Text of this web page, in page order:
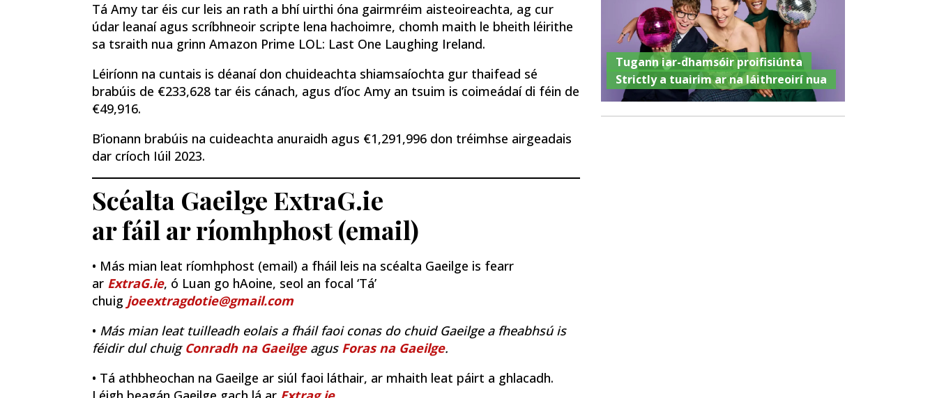
Tá Amy tar éis cur leis an rath a bhí uirthi óna gairmréim aisteoireachta, ag cur
údar leanaí agus scríbhneoir scripte lena hachoimre, chomh maith le bheith léirithe
sa tsraith nua grinn Amazon Prime LOL: Last One Laughing Ireland.
Léiríonn na cuntais is déanaí don chuideachta shiamsaíochta gur thaifead sé
brabúis de €233,628 tar éis cánach, agus d’íoc Amy an tsuim is coimeádaí di féin de
€49,916.
B’ionann brabúis na cuideachta anuraidh agus €1,291,996 don tréimhse airgeadais
dar críoch Iúil 2023.
Scéalta Gaeilge ExtraG.ie
ar fáil ar ríomhphost (email)
• Más mian leat ríomhphost (email) a fháil leis na scéalta Gaeilge is fearr
ar ExtraG.ie, ó Luan go hAoine, seol an focal ‘Tá’
chuig joeextragdotie@gmail.com
• Más mian leat tuilleadh eolais a fháil faoi conas do chuid Gaeilge a fheabhsú is
féidir dul chuig Conradh na Gaeilge agus Foras na Gaeilge.
• Tá athbheochan na Gaeilge ar siúl faoi láthair, ar mhaith leat páirt a ghlacadh.
Tugann iar-dhamsóir proifisiúnta
Strictly a tuairim ar na láithreoirí nua